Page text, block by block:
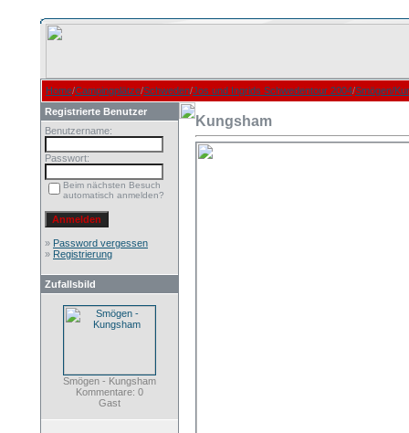
Home/Campingplätze/Schweden/Jos und Ingrids Schwedentour 2004/Smögen/
Registrierte Benutzer
Benutzername:
Passwort:
Beim nächsten Besuch
automatisch anmelden?
» Password vergessen
» Registrierung
Zufallsbild
Smögen - Kungsham
Kommentare: 0
Gast
Kungsham